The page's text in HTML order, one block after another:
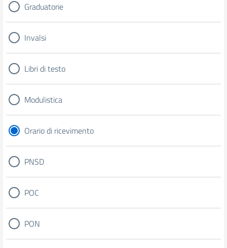
Graduatorie
Invalsi
Libri di testo
Modulistica
Orario di ricevimento
PNSD
POC
PON